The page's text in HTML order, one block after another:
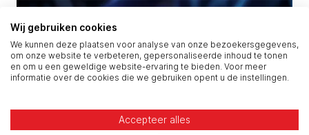
Wij gebruiken cookies
We kunnen deze plaatsen voor analyse van onze bezoekersgegevens,
om onze website te verbeteren, gepersonaliseerde inhoud te tonen
en om u een geweldige website-ervaring te bieden. Voor meer
informatie over de cookies die we gebruiken opent u de instellingen.
Accepteer alles